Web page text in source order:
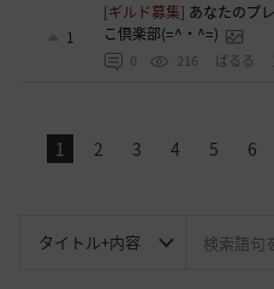
1
[ギルド募集] あなたのプ
こ倶楽部(=^・^=)
0 216 ぱるる
1 2 3 4 5 6